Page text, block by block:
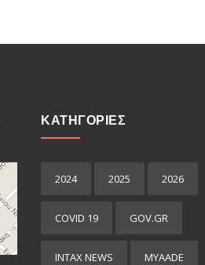
ΚΑΤΗΓΟΡΙΕΣ
2024 2025 2026
COVID 19 GOV.GR
INTAX NEWS MYAADE